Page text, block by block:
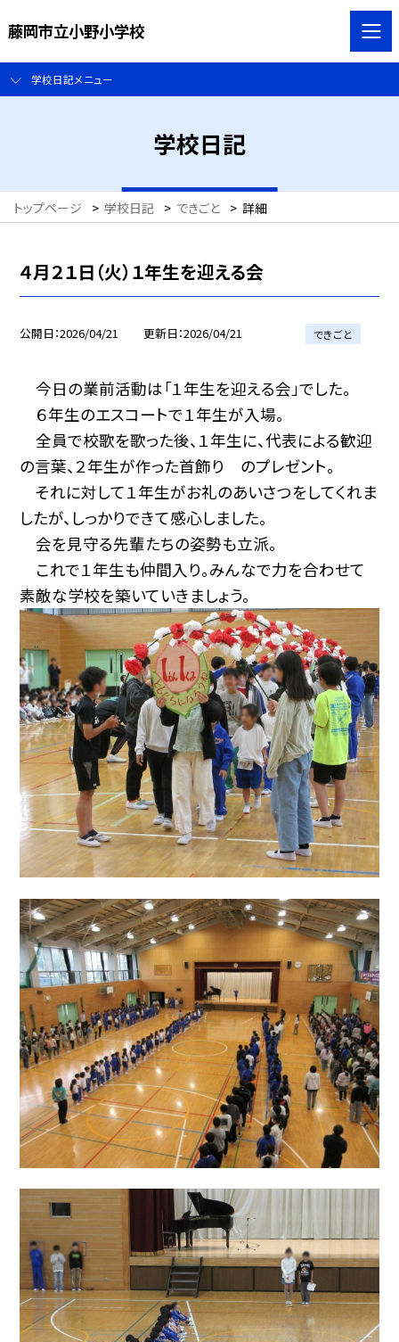
藤岡市立小野小学校
学校日記メニュー
学校日記
トップページ > 学校日記 > できごと > 詳細
４月２１日（火）１年生を迎える会
公開日 2026/04/21 更新日 2026/04/21 できごと
今日の業前活動は「１年生を迎える会」でした。
６年生のエスコートで１年生が入場。
全員で校歌を歌った後、１年生に、代表による歓迎
の言葉、２年生が作った首飾り のプレゼント。
それに対して１年生がお礼のあいさつをしてくれま
したが、しっかりできて感心しました。
会を見守る先輩たちの姿勢も立派。
これで１年生も仲間入り。みんなで力を合わせて
素敵な学校を築いていきましょう。